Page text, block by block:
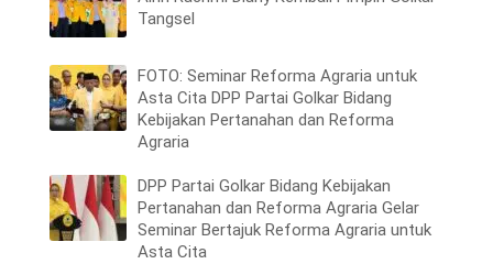
Tangsel
FOTO: Seminar Reforma Agraria untuk
Asta Cita DPP Partai Golkar Bidang
Kebijakan Pertanahan dan Reforma
Agraria
DPP Partai Golkar Bidang Kebijakan
Pertanahan dan Reforma Agraria Gelar
Seminar Bertajuk Reforma Agraria untuk
Asta Cita